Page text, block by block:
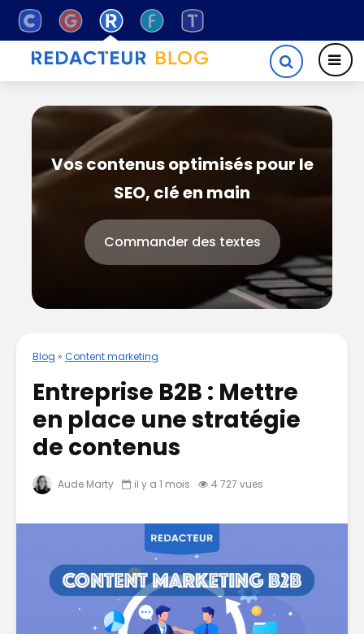
Vos contenus optimisés pour le
SEO, clé en main
Commander des textes
Blog » Content marketing
Entreprise B2B : Mettre
en place une stratégie
de contenus
Aude Marty il y a 1 mois 4 727 vues